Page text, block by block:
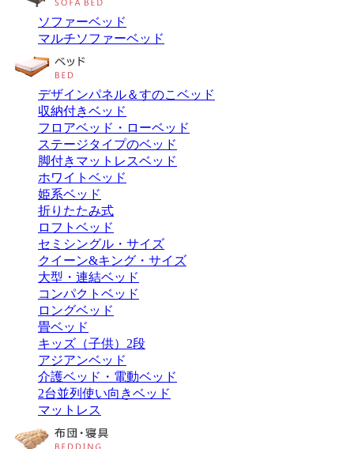
ソファーベッド
マルチソファーベッド
デザインパネル＆すのこベッド
収納付きベッド
フロアベッド・ローベッド
ステージタイプのベッド
脚付きマットレスベッド
ホワイトベッド
姫系ベッド
折りたたみ式
ロフトベッド
セミシングル・サイズ
クイーン&キング・サイズ
大型・連結ベッド
コンパクトベッド
ロングベッド
畳ベッド
キッズ（子供）2段
アジアンベッド
介護ベッド・電動ベッド
2台並列使い向きベッド
マットレス